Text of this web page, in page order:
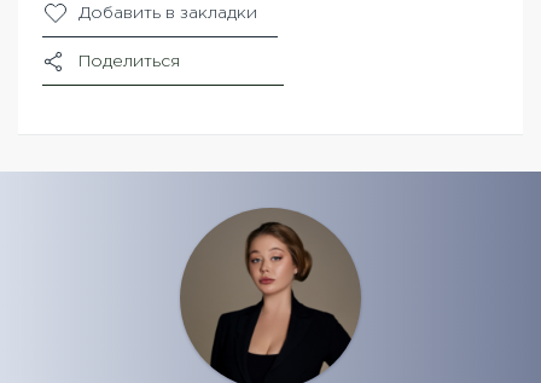
Добавить в закладки
Поделиться